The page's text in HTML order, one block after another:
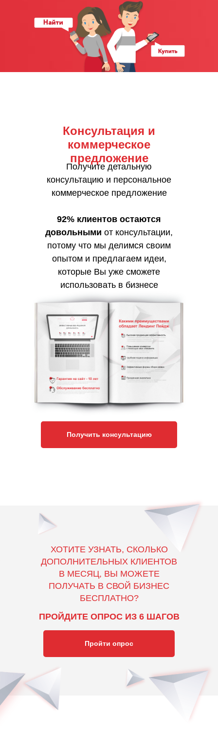
Консультация и
коммерческое
предложение
Получите детальную
консультацию и персональное
коммерческое предложение
92% клиентов остаются
довольными от консультации,
потому что мы делимся своим
опытом и предлагаем идеи,
которые Вы уже сможете
использовать в бизнесе
Получить консультацию
ПРОЙДИТЕ ОПРОС ИЗ 6 ШАГОВ
ХОТИТЕ УЗНАТЬ, СКОЛЬКО
ДОПОЛНИТЕЛЬНЫХ КЛИЕНТОВ
В МЕСЯЦ, ВЫ МОЖЕТЕ
ПОЛУЧАТЬ В СВОЙ БИЗНЕС
БЕСПЛАТНО?
Пройти опрос